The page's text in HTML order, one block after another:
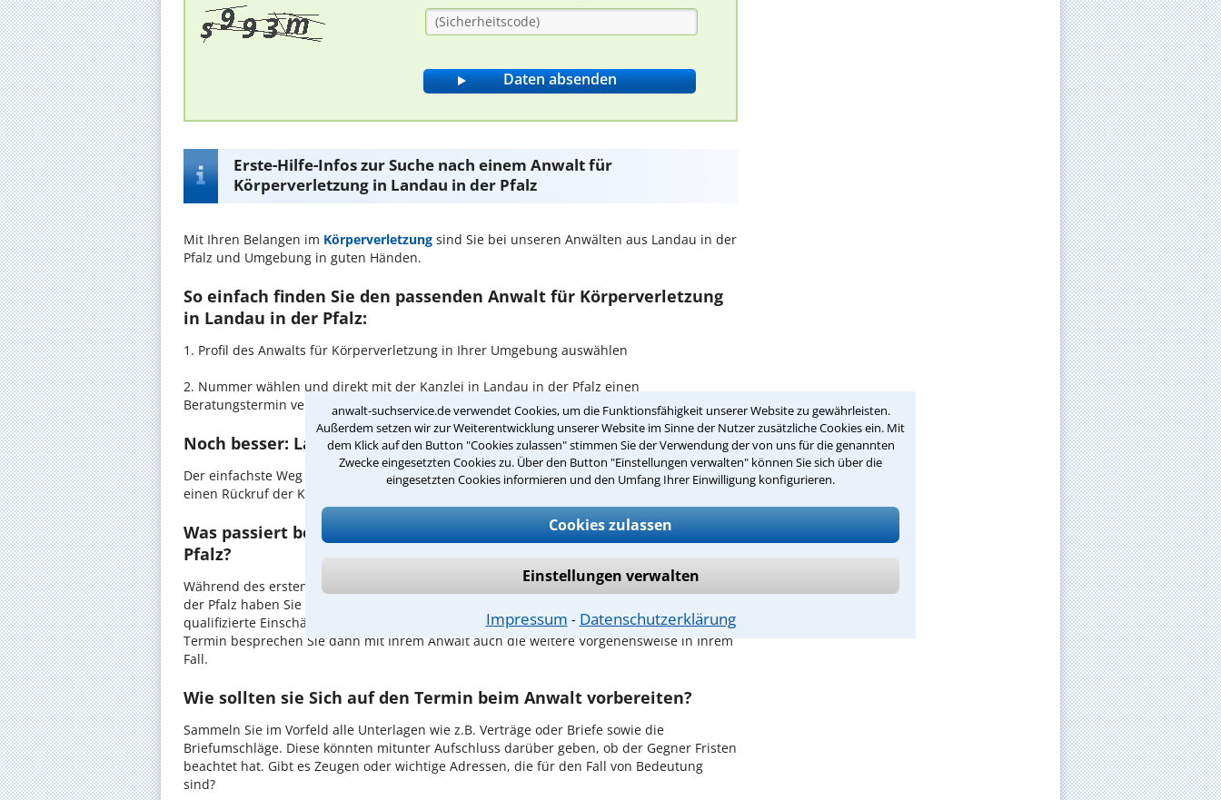
anwalt-suchservice.de verwendet Cookies, um die Funktionsfähigkeit unserer Website zu gewährleisten.
Außerdem setzen wir zur Weiterentwicklung unserer Website im Sinne der Nutzer zusätzliche Cookies ein. Mit
dem Klick auf den Button "Cookies zulassen" stimmen Sie der Verwendung der von uns für die genannten
Zwecke eingesetzten Cookies zu. Über den Button "Einstellungen verwalten" können Sie sich über die
eingesetzten Cookies informieren und den Umfang Ihrer Einwilligung konfigurieren.
Cookies zulassen
Einstellungen verwalten
Impressum ⁃ Datenschutzerklärung
Erste-Hilfe-Infos zur Suche nach einem Anwalt für
Körperverletzung in Landau in der Pfalz
Mit Ihren Belangen im Körperverletzung sind Sie bei unseren Anwälten aus Landau in der
Pfalz und Umgebung in guten Händen.
So einfach finden Sie den passenden Anwalt für Körperverletzung
in Landau in der Pfalz:
1. Profil des Anwalts für Körperverletzung in Ihrer Umgebung auswählen
2. Nummer wählen und direkt mit der Kanzlei in Landau in der Pfalz einen
Beratungstermin vereinbaren
Noch besser: Lassen Sie sich zurückrufen
Der einfachste Weg zum Anwalt in Landau in der Pfalz ist es, über unser Kontaktformular
einen Rückruf der Kanzlei anzufordern - probieren Sie es gleich aus.
Was passiert beim anwaltlichen Erstgespräch in Landau in der
Pfalz?
Während des ersten Gesprächs mit Ihrem Rechtsanwalt für Körperverletzung in Landau in
der Pfalz haben Sie die Möglichkeit, in Ruhe den Sachverhalt zu schildern, sodass Sie eine
qualifizierte Einschätzung zu Ihrem Fall und Ihren Erfolgsaussichten erhalten. In diesem
Termin besprechen Sie dann mit Ihrem Anwalt auch die weitere Vorgehensweise in Ihrem
Fall.
Wie sollten sie Sich auf den Termin beim Anwalt vorbereiten?
Sammeln Sie im Vorfeld alle Unterlagen wie z.B. Verträge oder Briefe sowie die
Briefumschläge. Diese könnten mitunter Aufschluss darüber geben, ob der Gegner Fristen
beachtet hat. Gibt es Zeugen oder wichtige Adressen, die für den Fall von Bedeutung
sind?